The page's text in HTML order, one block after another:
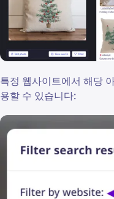
특정 웹사이트에서 해당
용할 수 있습니다: